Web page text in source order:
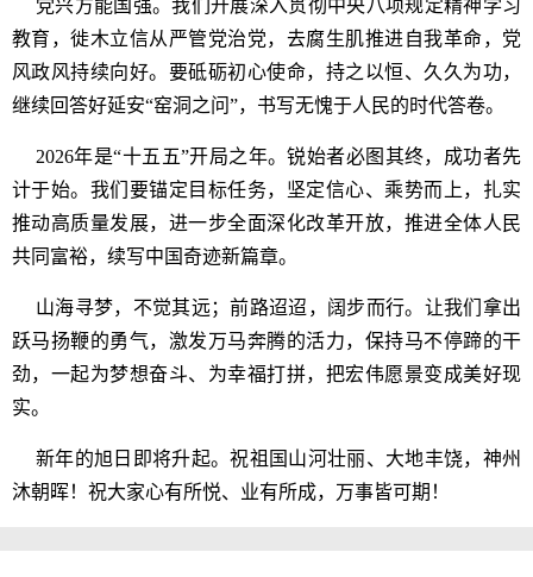
党兴方能国强。我们开展深入贯彻中央八项规定精神学习
教育，徙木立信从严管党治党，去腐生肌推进自我革命，党
风政风持续向好。要砥砺初心使命，持之以恒、久久为功，
继续回答好延安“窑洞之问”，书写无愧于人民的时代答卷。
2026年是“十五五”开局之年。锐始者必图其终，成功者先
计于始。我们要锚定目标任务，坚定信心、乘势而上，扎实
推动高质量发展，进一步全面深化改革开放，推进全体人民
共同富裕，续写中国奇迹新篇章。
山海寻梦，不觉其远；前路迢迢，阔步而行。让我们拿出
跃马扬鞭的勇气，激发万马奔腾的活力，保持马不停蹄的干
劲，一起为梦想奋斗、为幸福打拼，把宏伟愿景变成美好现
实。
新年的旭日即将升起。祝祖国山河壮丽、大地丰饶，神州
沐朝晖！祝大家心有所悦、业有所成，万事皆可期！